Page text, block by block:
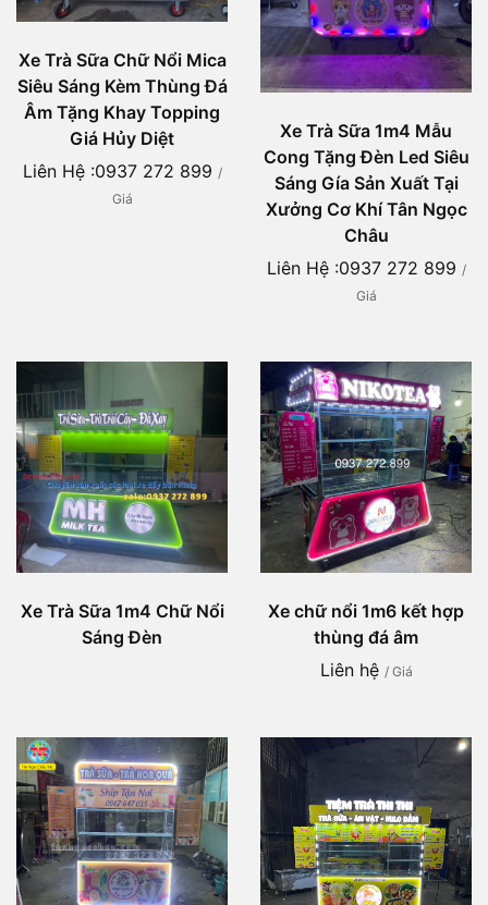
Xe Trà Sữa Chữ Nổi Mica
Siêu Sáng Kèm Thùng Đá
Âm Tặng Khay Topping
Giá Hủy Diệt
Liên Hệ :0937 272 899 /
Giá
Xe Trà Sữa 1m4 Mẫu
Cong Tặng Đèn Led Siêu
Sáng Gía Sản Xuất Tại
Xưởng Cơ Khí Tân Ngọc
Châu
Liên Hệ :0937 272 899 /
Giá
Xe Trà Sữa 1m4 Chữ Nổi
Sáng Đèn
Xe chữ nổi 1m6 kết hợp
thùng đá âm
Liên hệ / Giá